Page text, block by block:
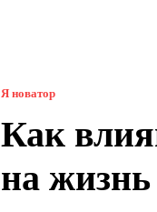
Я новатор
Как
на